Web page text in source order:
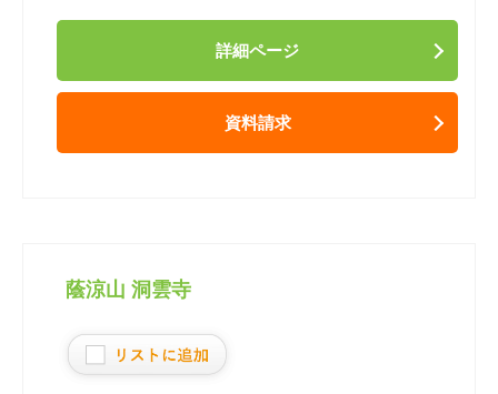
詳細ページ
資料請求
蔭涼山 洞雲寺